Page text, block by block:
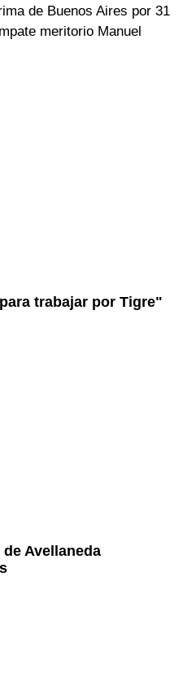
de Buenos Aires por 31
meritorio Manuel
trabajar por Tigre"
Avellaneda